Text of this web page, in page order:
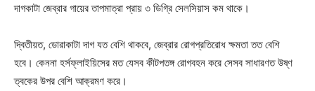
দাগকাটা জেব্রার গায়ের তাপমাত্রা প্রায় ৩ ডিগ্রি সেলসিয়াস কম থাকে।
দ্বিতীয়ত, ডোরাকাটা দাগ যত বেশি থাকবে, জেব্রার রোগপ্রতিরোধ ক্ষমতা তত বেশি
হবে। কেননা হর্সফ্লাইয়িসের মত যেসব কীটপতঙ্গ রোগবহন করে সেসব সাধারণত উষ্ণ
ত্বকের উপর বেশি আক্রমণ করে।